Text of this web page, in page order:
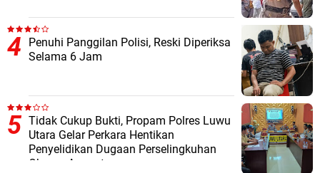
Penuhi Panggilan Polisi, Reski Diperiksa
Selama 6 Jam
Tidak Cukup Bukti, Propam Polres Luwu
Utara Gelar Perkara Hentikan
Penyelidikan Dugaan Perselingkuhan
Oknum Anggota